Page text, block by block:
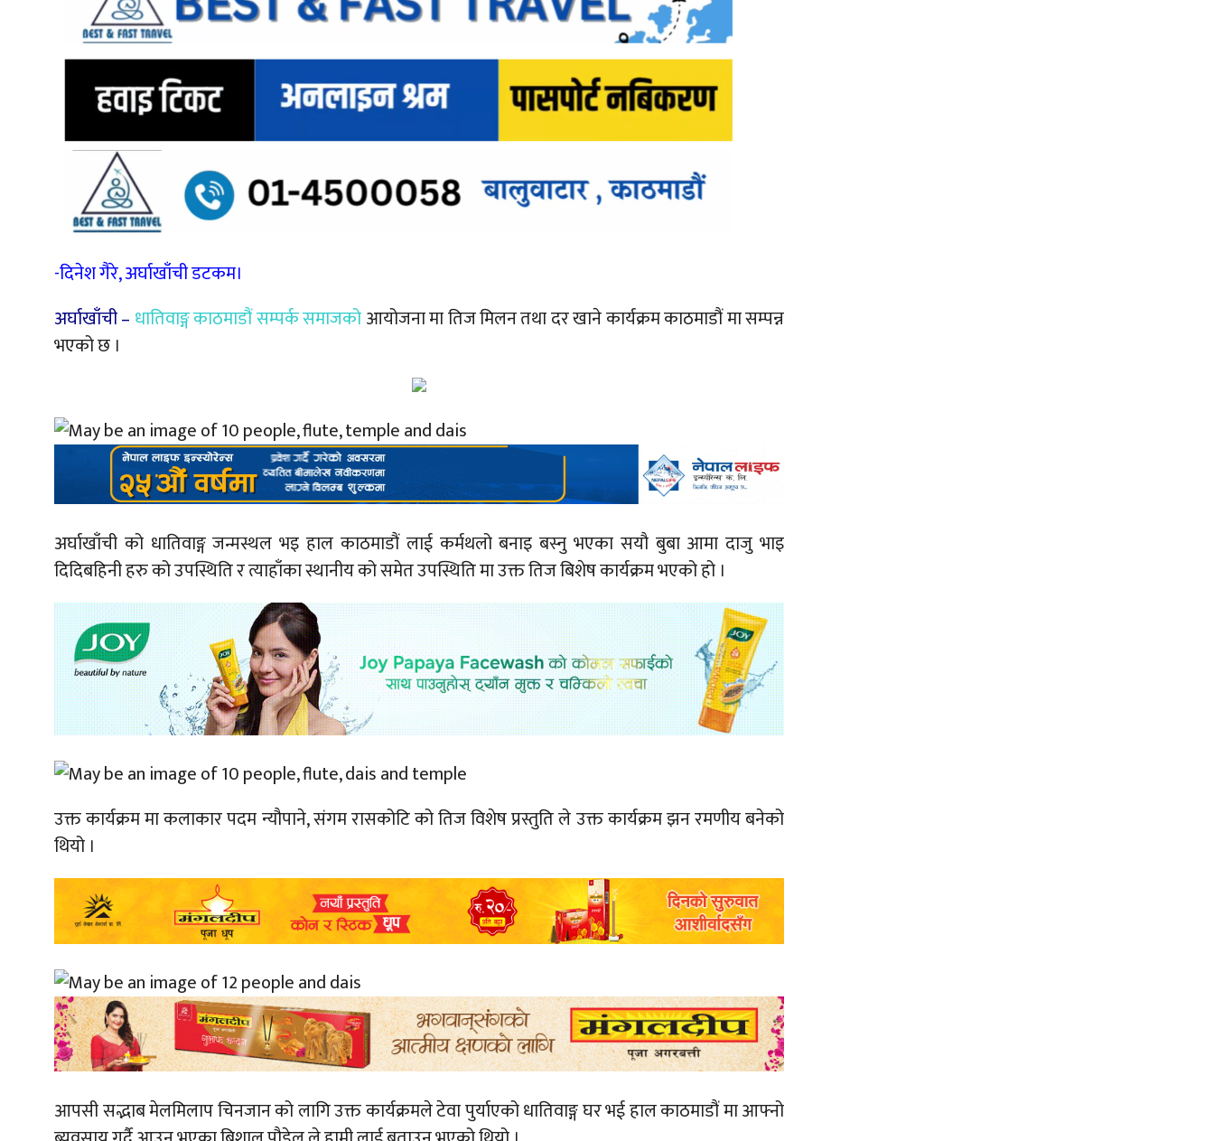
-दिनेश गैरे, अर्घाखाँची डटकम।
अर्घाखाँची – धातिवाङ्ग काठमाडौं सम्पर्क समाजकोआयोजना मा तिज मिलन तथा दर खाने कार्यक्रम काठमाडौं मा सम्पन्न
भएको छ ।
अर्घाखाँची को धातिवाङ्ग जन्मस्थल भइ हाल काठमाडौं लाई कर्मथलो बनाइ बस्नु भएका सयौ बुबा आमा दाजु भाइ
दिदिबहिनी हरु को उपस्थिति र त्याहाँका स्थानीय को समेत उपस्थिति मा उक्त तिज बिशेष कार्यक्रम भएको हो ।
उक्त कार्यक्रम मा कलाकार पदम न्यौपाने, संगम रासकोटि को तिज विशेष प्रस्तुति ले उक्त कार्यक्रम झन रमणीय बनेको
थियो ।
आपसी सद्भाब मेलमिलाप चिनजान को लागि उक्त कार्यक्रमले टेवा पुर्याएको धातिवाङ्ग घर भई हाल काठमाडौं मा आफ्नो